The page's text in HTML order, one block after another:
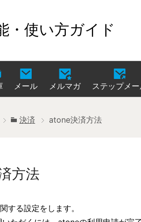
・使い方ガイド
メール メルマガ ステップメ
決済 atone決済方法
方法
する設定をします。